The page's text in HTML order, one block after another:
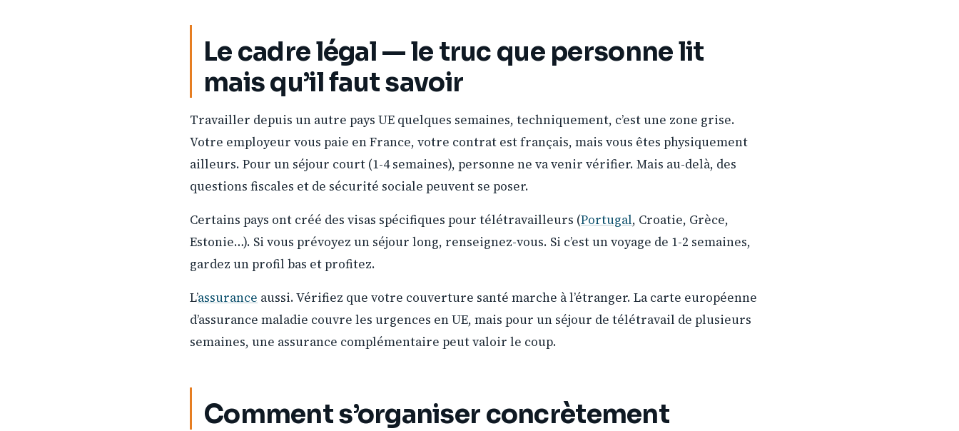
Le cadre légal — le truc que personne lit
mais qu’il faut savoir
Travailler depuis un autre pays UE quelques semaines, techniquement, c’est une zone grise.
Votre employeur vous paie en France, votre contrat est français, mais vous êtes physiquement
ailleurs. Pour un séjour court (1-4 semaines), personne ne va venir vérifier. Mais au-delà, des
questions fiscales et de sécurité sociale peuvent se poser.
Certains pays ont créé des visas spécifiques pour télétravailleurs (Portugal, Croatie, Grèce,
Estonie…). Si vous prévoyez un séjour long, renseignez-vous. Si c’est un voyage de 1-2 semaines,
gardez un profil bas et profitez.
L’assurance aussi. Vérifiez que votre couverture santé marche à l’étranger. La carte européenne
d’assurance maladie couvre les urgences en UE, mais pour un séjour de télétravail de plusieurs
semaines, une assurance complémentaire peut valoir le coup.
Comment s’organiser concrètement